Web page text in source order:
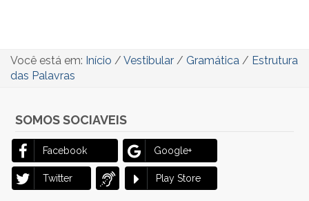
Você está em: Início / Vestibular / Gramática / Estrutura
das Palavras
SOMOS SOCIAVEIS
Facebook Google+
Twitter Play Store